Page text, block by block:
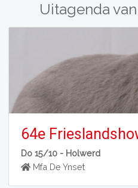
Uitagenda
64e
Do 15/10 - Holwerd
Mfa De Ynset